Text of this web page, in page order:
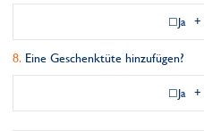
Ja +
Eine Geschenktüte hinzufügen?
Ja +